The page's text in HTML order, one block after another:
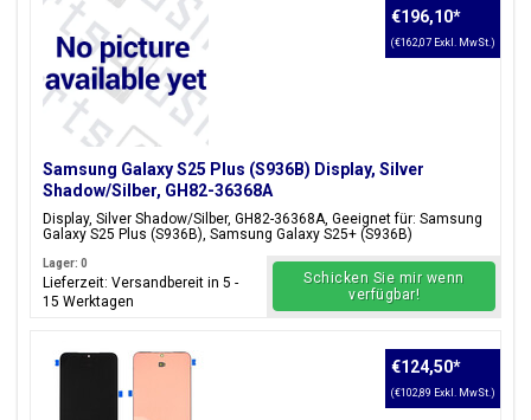
Samsung Galaxy S25 Plus (S936B) Display, Silver
Shadow/Silber, GH82-36368A
Display, Silver Shadow/Silber, GH82-36368A, Geeignet für: Samsung
Galaxy S25 Plus (S936B), Samsung Galaxy S25+ (S936B)
€196,10*
(€162,07 Exkl. MwSt.)
Lager: 0
Lieferzeit: Versandbereit in 5 -
15 Werktagen
Schicken Sie mir wenn
verfügbar!
€124,50*
(€102,89 Exkl. MwSt.)